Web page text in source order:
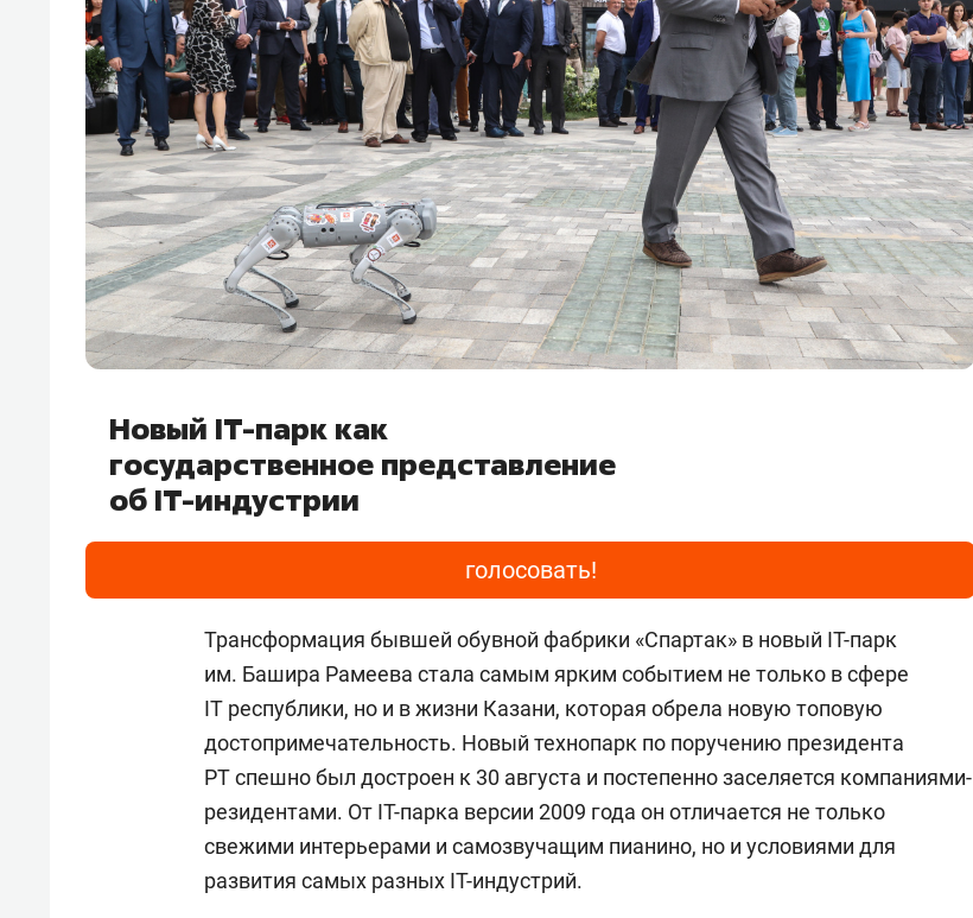
Новый IT-парк как
государственное представление
об IT-индустрии
голосовать!
Трансформация бывшей обувной фабрики «Спартак» в новый IT-парк
им. Башира Рамеева стала самым ярким событием не только в сфере
IT республики, но и в жизни Казани, которая обрела новую топовую
достопримечательность. Новый технопарк по поручению президента
РТ спешно был достроен к 30 августа и постепенно заселяется компаниями-
резидентами. От IT-парка версии 2009 года он отличается не только
свежими интерьерами и самозвучащим пианино, но и условиями для
развития самых разных IT-индустрий.